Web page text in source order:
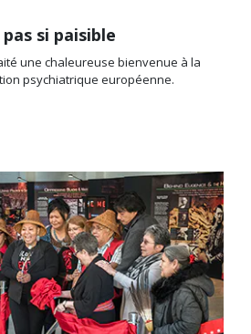
si paisible
une chaleureuse bienvenue à la
psychiatrique européenne.